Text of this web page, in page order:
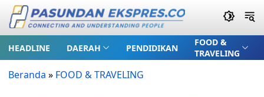
HEADLINE DAERAH PENDIDIKAN
FOOD &
TRAVELING
Beranda » FOOD & TRAVELING